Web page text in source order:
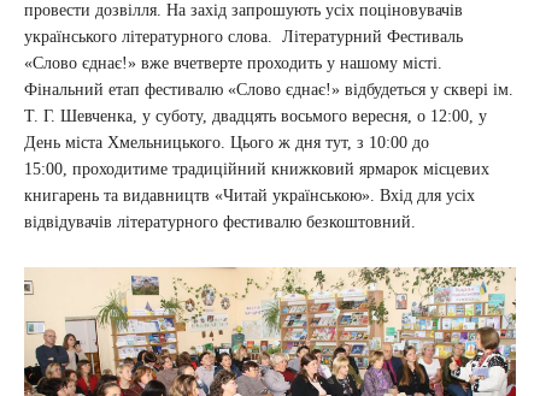
провести дозвілля. На захід запрошують усіх поціновувачів
українського літературного слова. Літературний Фестиваль
«Слово єднає!» вже вчетверте проходить у нашому місті.
Фінальний етап фестивалю «Слово єднає!» відбудеться у сквері ім.
Т. Г. Шевченка, у суботу, двадцять восьмого вересня, о 12:00, у
День міста Хмельницького. Цього ж дня тут, з 10:00 до
15:00, проходитиме традиційний книжковий ярмарок місцевих
книгарень та видавництв «Читай українською». Вхід для усіх
відвідувачів літературного фестивалю безкоштовний.